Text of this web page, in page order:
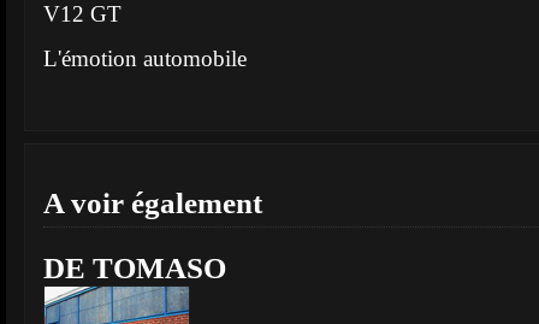
V12 GT
L'émotion automobile
A voir également
DE TOMASO